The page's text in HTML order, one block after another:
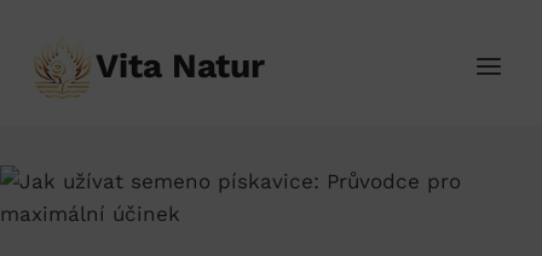
obsah
Vita Natur